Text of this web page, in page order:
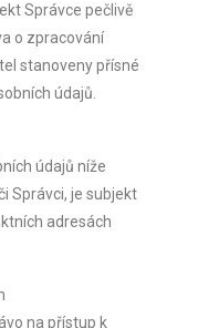
Správce pečlivě
o zpracování
stanoveny přísné
údajů.
údajů níže
Správci, je subjekt
adresách
na přístup k